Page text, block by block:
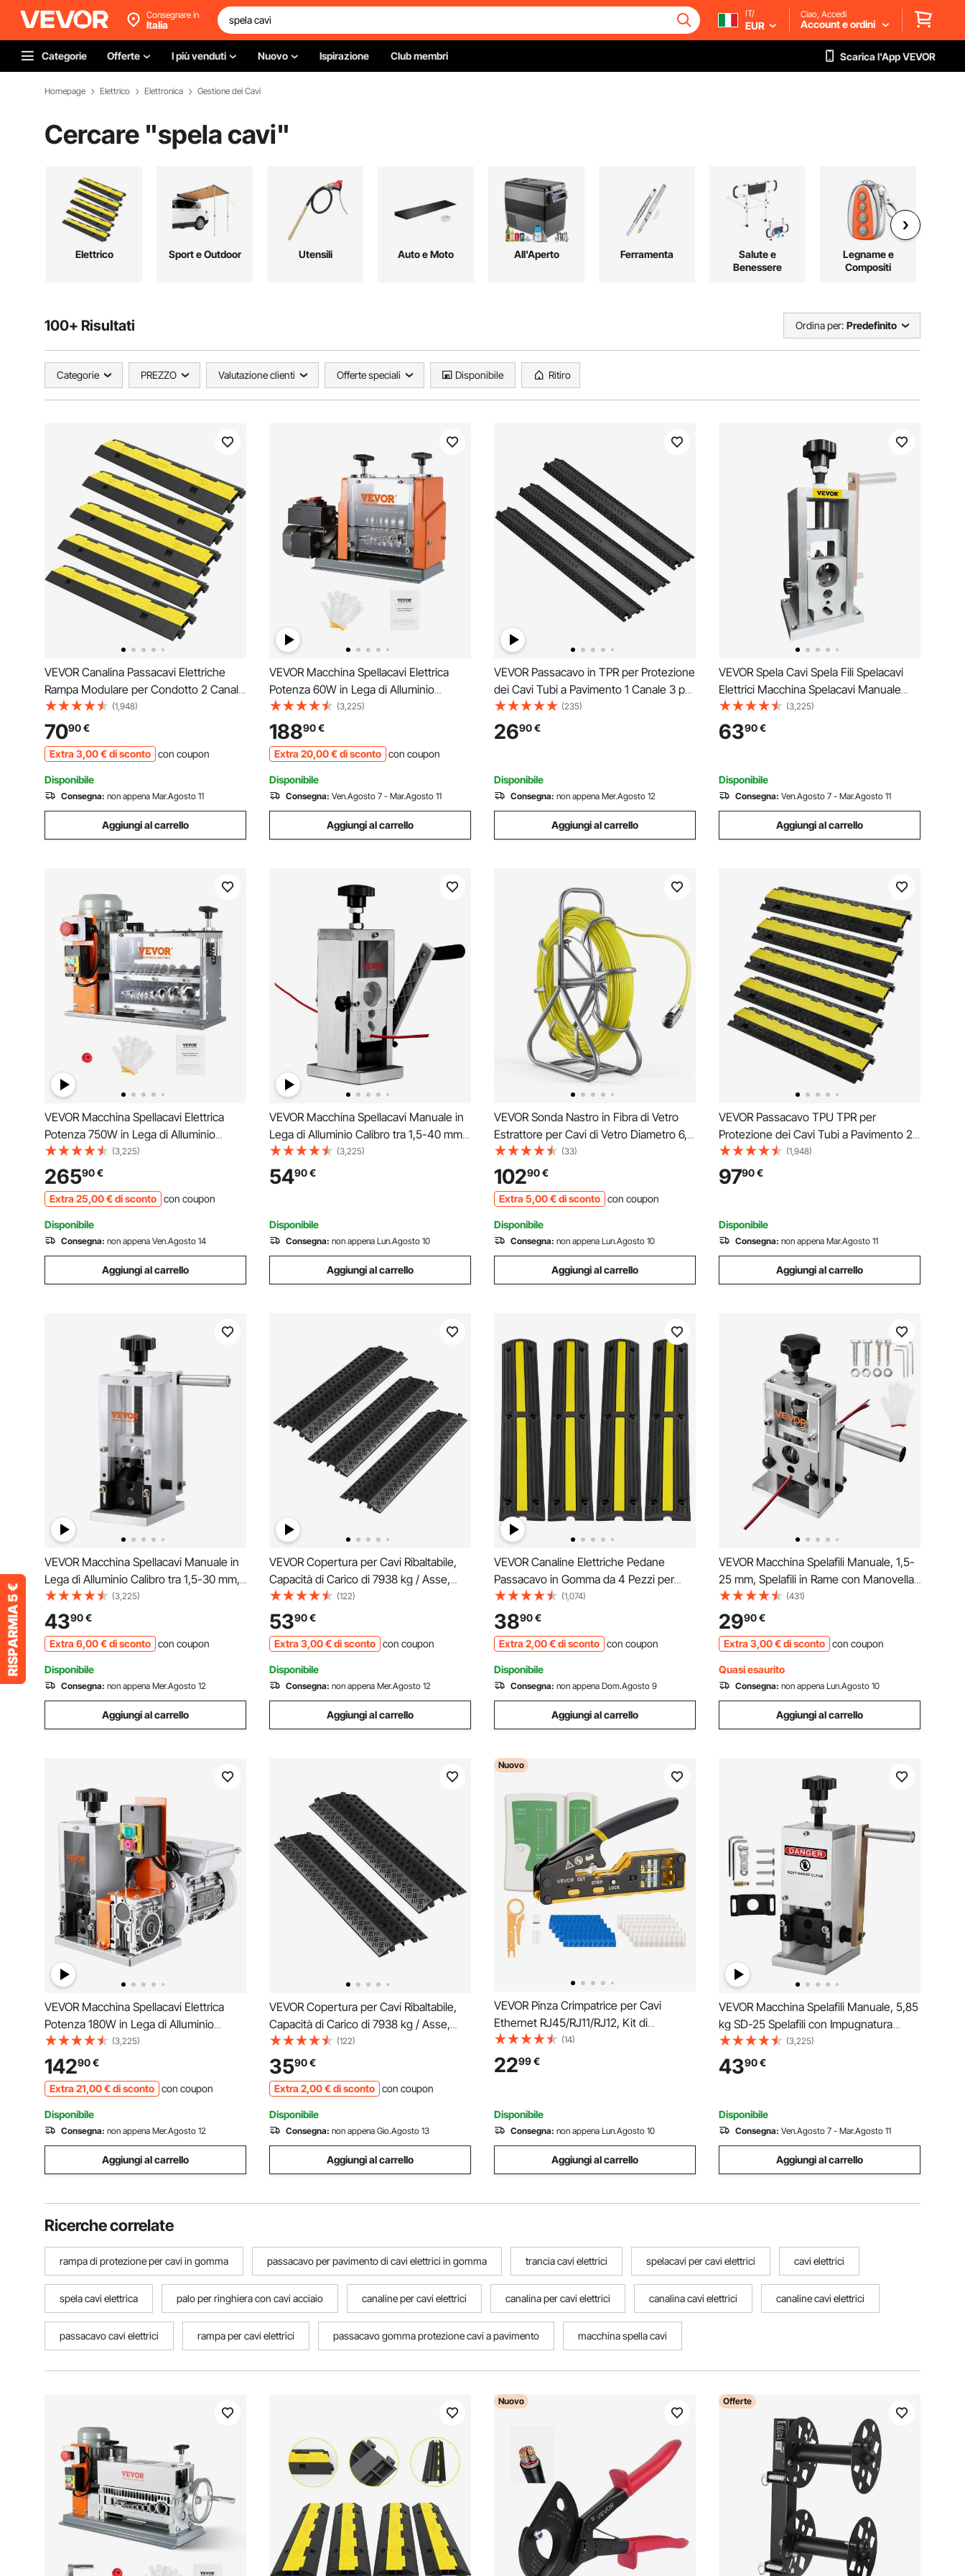
Consegnare in
Italia
IT/
EUR
Ciao, Accedi
Account e ordini
Categorie Offerte I più venduti Nuovo Ispirazione Club membri Scarica l'App VEVOR
Homepage Elettrico Elettronica Gestione dei Cavi
Cercare "spela cavi"
Elettrico Sport e Outdoor Utensili Auto e Moto All'Aperto Ferramenta
Salute e
Benessere
Legname e
Compositi
100+ Risultati Ordina per: Predefinito
Categorie PREZZO Valutazione clienti Offerte speciali Disponibile Ritiro
VEVOR Canalina Passacavi Elettriche
Rampa Modulare per Condotto 2 Canale
Protezione Cavo in Gomma e Pvc Carico
4.989 kg Rampa di Protezione per Cavi
101x24,5x5 cm
(1,948)
7090€
Extra 3,00€di sconto con coupon
Disponibile
Consegna: non appena Mar.Agosto 11
Aggiungi al carrello
VEVOR Macchina Spellacavi Elettrica
Potenza 60W in Lega di Alluminio
Calibro tra 1,5-25 mm, Macchinetta
Spellafili Elettrica per Cablaggio Cavi
Elettrici 48 x 17 x 32cm, Macchina
Elettrica Spellacavi
(3,225)
18890€
Extra 20,00€di sconto con coupon
Disponibile
Consegna: Ven.Agosto 7 - Mar.Agosto 11
Aggiungi al carrello
VEVOR Passacavo in TPR per Protezione
dei Cavi Tubi a Pavimento 1 Canale 3 pz
4x1,3 cm, Rampa Passacavo Modulare a
Pavimento per Cavi Impermeabile Carico
Max. 907 kg, Rampa Stradale con 1
(235)
2690€
Disponibile
Consegna: non appena Mer.Agosto 12
Aggiungi al carrello
VEVOR Spela Cavi Spela Fili Spelacavi
Elettrici Macchina Spelacavi Manuale
Intervallo 1,5-40 mm (0,06 - 1,57 Pollici)
Velocità 50 piedi/min Spelafili Manuale
(3,225)
6390€
Disponibile
Consegna: Ven.Agosto 7 - Mar.Agosto 11
Aggiungi al carrello
VEVOR Macchina Spellacavi Elettrica
Potenza 750W in Lega di Alluminio
Calibro tra 1,5-32 mm, Macchinetta
Spellafili Elettrica per Cablaggio Cavi
Elettrici 48 x 30 x 38cm, Macchina
Elettrica Spellacavi
(3,225)
26590€
Extra 25,00€di sconto con coupon
Disponibile
Consegna: non appena Ven.Agosto 14
Aggiungi al carrello
VEVOR Macchina Spellacavi Manuale in
Lega di Alluminio Calibro tra 1,5-40 mm,
Macchinetta Spellafili Manuale per
Cablaggio Cavi Elettrici Funzionamento
con Trapano 13 x 13 x 30 cm, Spella Cavi
(3,225)
5490€
Disponibile
Consegna: non appena Lun.Agosto 10
Aggiungi al carrello
VEVOR Sonda Nastro in Fibra di Vetro
Estrattore per Cavi di Vetro Diametro 6,3
m con Supporto Asta per Cavi
Lunghezza 100 m Non Conduttivo,
Tiracavi per Gestione di Cablaggio 2
Testine di Ricambio
(33)
10290€
Extra 5,00€di sconto con coupon
Disponibile
Consegna: non appena Lun.Agosto 10
Aggiungi al carrello
VEVOR Passacavo TPU TPR per
Protezione dei Cavi Tubi a Pavimento 2
Canali 5 pz 3,05 x 2,79 cm, Rampa
Passacavo Modulare a Pavimento per
Cavi Impermeabile Carico Max. 10000kg,
cm
(1,948)
9790€
Disponibile
Consegna: non appena Mar.Agosto 11
Aggiungi al carrello
VEVOR Macchina Spellacavi Manuale in
Lega di Alluminio Calibro tra 1,5-30 mm,
Macchinetta Spellafili Manuale per
Cablaggio Cavi Elettrici Funzionamento
con Trapano 13 x 13 x 30 cm, Spella Cavi
Manuale
(3,225)
4390€
Extra 6,00€di sconto con coupon
Disponibile
Consegna: non appena Mer.Agosto 12
Aggiungi al carrello
VEVOR Copertura per Cavi Ribaltabile,
Capacità di Carico di 7938 kg / Asse,
Rampa di Protezione per Tubi Flessibili,
Copertura per Cavi da Pavimento, per
Aree ad Alto Traffico Pedonale, 3 Pezzi
(122)
5390€
Extra 3,00€di sconto con coupon
Disponibile
Consegna: non appena Mer.Agosto 12
Aggiungi al carrello
VEVOR Canaline Elettriche Pedane
Passacavo in Gomma da 4 Pezzi per
Protezione dei Cavi Tubi a Pavimento
Misura di Canale Rampa Passacavo
Modulare 100 x 15 x 3,1 cm
(1,074)
3890€
Extra 2,00€di sconto con coupon
Disponibile
Consegna: non appena Dom.Agosto 9
Aggiungi al carrello
VEVOR Macchina Spelafili Manuale, 1,5-
25 mm, Spelafili in Rame con Manovella
o Trapano, Lame Temprate da 64 Mn,
Rulli in Acciaio, con Telaio in Lega di
Alluminio, per Rottami di Rame
(431)
2990€
Extra 3,00€di sconto con coupon
Quasi esaurito
Consegna: non appena Lun.Agosto 10
Aggiungi al carrello
VEVOR Macchina Spellacavi Elettrica
Potenza 180W in Lega di Alluminio
Calibro tra 1,5-25 mm, Macchinetta
Spellafili Elettrica per Cablaggio Cavi
Elettrici 27 x 31 x 30cm, Macchina
Elettrica Spellacavi
(3,225)
14290€
Extra 21,00€di sconto con coupon
Disponibile
Consegna: non appena Mer.Agosto 12
Aggiungi al carrello
VEVOR Copertura per Cavi Ribaltabile,
Capacità di Carico di 7938 kg / Asse,
Rampa di Protezione per Tubi Flessibili,
Copertura per Cavi da Pavimento, per
Aree ad Alto Traffico Pedonale, 2 Pezzi
(122)
3590€
Extra 2,00€di sconto con coupon
Disponibile
Consegna: non appena Gio.Agosto 13
Aggiungi al carrello
Nuovo
VEVOR Pinza Crimpatrice per Cavi
Ethernet RJ45/RJ11/RJ12, Kit di
Crimpatura per Connettori Modulari a
4/6/8 pin, con Mini Spelafili 50
Connettori e 50 Guaine, Lame Ricambio
(14)
2299€
Disponibile
Consegna: non appena Lun.Agosto 10
Aggiungi al carrello
VEVOR Macchina Spelafili Manuale, 5,85
kg SD-25 Spelafili con Impugnatura
Manuale in Lega di Alluminio per La
Lavorazione di Cablaggi, Lavorazione di
Cavi Aerospaziali, Elaborazione di Linee
(3,225)
4390€
Disponibile
Consegna: Ven.Agosto 7 - Mar.Agosto 11
Aggiungi al carrello
Ricerche correlate
rampa di protezione per cavi in gomma passacavo per pavimento di cavi elettrici in gomma trancia cavi elettrici spelacavi per cavi elettrici cavi elettrici
spela cavi elettrica palo per ringhiera con cavi acciaio canaline per cavi elettrici canalina per cavi elettrici canalina cavi elettrici canaline cavi elettrici
passacavo cavi elettrici rampa per cavi elettrici passacavo gomma protezione cavi a pavimento macchina spella cavi
Nuovo Offerte